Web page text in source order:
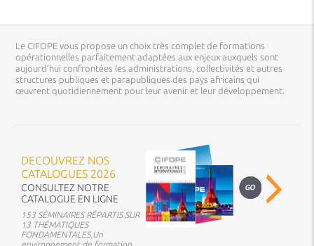
Le CIFOPE vous propose un choix très complet de formations
opérationnelles parfaitement adaptées aux enjeux auxquels sont
aujourd’hui confrontées les administrations, collectivités et autres
structures publiques et parapubliques des pays africains qui
œuvrent quotidiennement pour leur avenir et leur développement.
DECOUVREZ NOS
CATALOGUES 2026
CONSULTEZ NOTRE
CATALOGUE EN LIGNE
153 SÉMINAIRES RÉPARTIS SUR
13 THÉMATIQUES
FONDAMENTALES.Un
environnement de formation